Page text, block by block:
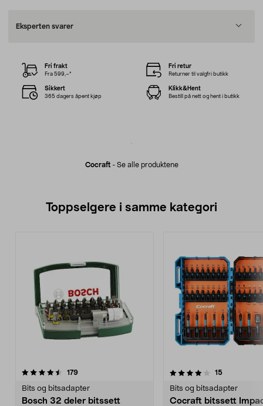
Eksperten svarer
Cocraft- Se alle produktene
Fri frakt
Fra 599,–*
Fri retur
Returner til valgfri butikk
Sikkert
365 dagers åpent kjøp
Klikk&Hent
Bestill på nett og hent i butikk
Toppselgere i samme kategori
179anmeldelser
Bits og bitsadapter
Bosch 32 deler bitssett
4.0 av 5 stjerner 15anmeldelser
Bits og bitsadapter
Cocraft bitssett
4.5 av 5 stjerner